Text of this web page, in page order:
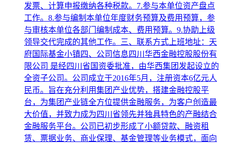
发票、计算申报缴纳各种税款。7.参与本单位资产盘点
工作。8.参与编制本单位年度财务预算及费用预算，参
与审核本单位各部门编制成本、费用预算。9.协助上级
领导交代完成的其他工作。三、联系方式上班地址：天
府国际基金小镇四、公司信息四川华西金融控股股份有
限公司 是经四川省国资委批准，由华西集团发起设立的
全资子公司。公司成立于2016年5月，注册资本6亿元人
民币。旨在充分利用集团产业优势，搭建金融控股平
台，为集团产业链全方位提供金融服务，为客户创造最
大价值，并致力成为四川省领先并独具特色的产融结合
金融服务平台。公司已初步形成了小额贷款、融资租
赁、票据业务、商业保理、基金管理等业务模式，面向